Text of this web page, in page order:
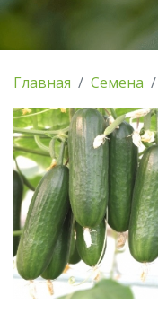
Главная Семена